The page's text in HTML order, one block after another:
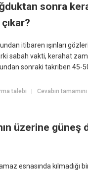
sonra
itibaren ışınları
sabah vakti, kerahat
sonraki takriben 45-
talebi |Cevabın
üzerine güneş
esnasında kılmadığı